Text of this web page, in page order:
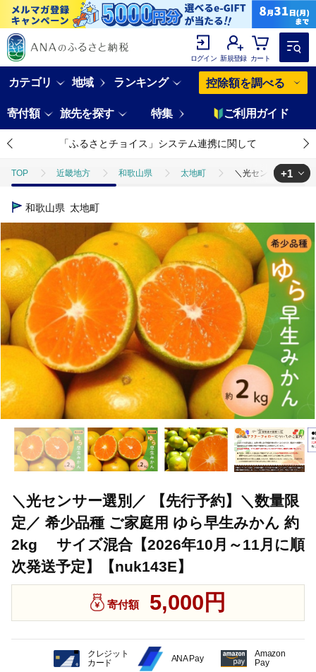
ログイン 新規登録 カート
カテゴリ 地域 ランキング 控除額を調べる
寄付額 旅先を探す 特集 ご利用ガイド
「ふるさとチョイス」システム連携に関して
TOP 近畿地方 和歌山県 太地町 ＼光センサー選別／
TOP
+1
和歌山県 太地町
＼光センサー選別／ 【先行予約】＼数量限
定／ 希少品種 ご家庭用 ゆら早生みかん 約
2kg サイズ混合【2026年10月～11月に順
次発送予定】【nuk143E】
寄付額 5,000円
クレジット
カード
ANA Pay
Amazon
Pay